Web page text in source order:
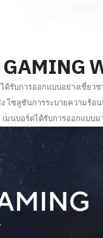
GAMING
ได้รับการออกแบบอย่างเชี่
โซลูชันการระบายความร้
มนบอร์ดได้รับการออกแบบ